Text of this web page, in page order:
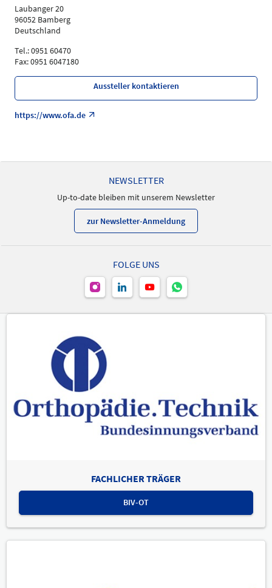
Laubanger 20
96052 Bamberg
Deutschland
Tel.: 0951 60470
Fax: 0951 6047180
Aussteller kontaktieren
https://www.ofa.de
NEWSLETTER
Up-to-date bleiben mit unserem Newsletter
zur Newsletter-Anmeldung
FOLGE UNS
FACHLICHER TRÄGER
BIV-OT